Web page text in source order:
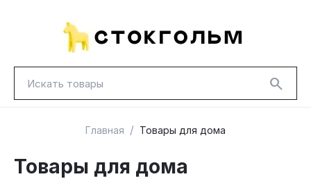
Главная / Товары для дома
Товары для дома